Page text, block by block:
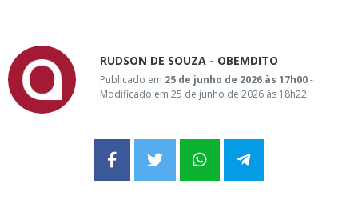
RUDSON DE SOUZA - OBEMDITO
Publicado em 25 de junho de 2026 às 17h00-
Modificado em 25 de junho de 2026 às 18h22